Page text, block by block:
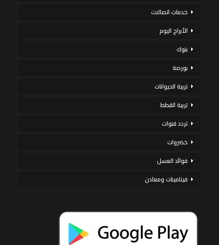
خدمات اتصالات
الأبراج اليوم
بنوك
بورصة
تربية الحيوانات
تربية القطط
تردد قنوات
خضروات
فوائد العسل
فيتامينات ومعادن